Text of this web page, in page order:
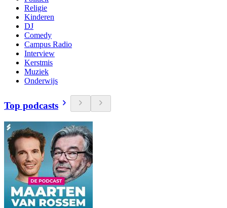
Religie
Kinderen
DJ
Comedy
Campus Radio
Interview
Kerstmis
Muziek
Onderwijs
Top podcasts